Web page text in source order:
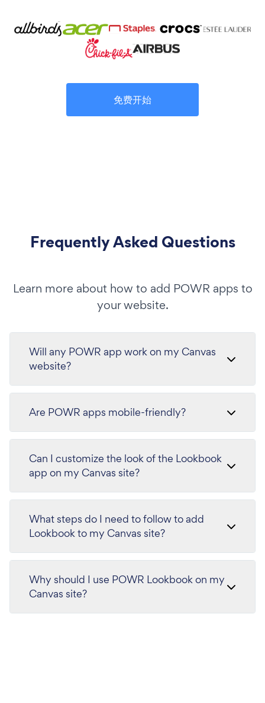
免费开始
Frequently Asked Questions
Learn more about how to add POWR apps to
your website.
Will any POWR app work on my Canvas
website?
Are POWR apps mobile-friendly?
Can I customize the look of the Lookbook
app on my Canvas site?
What steps do I need to follow to add
Lookbook to my Canvas site?
Why should I use POWR Lookbook on my
Canvas site?